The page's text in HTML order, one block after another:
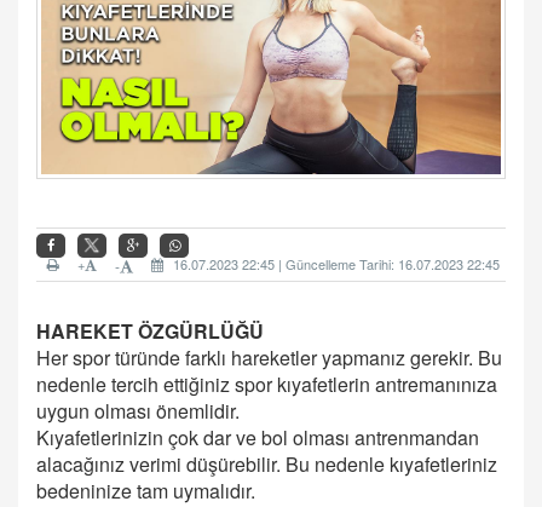
16.07.2023 22:45 | Güncelleme Tarihi: 16.07.2023 22:45
-
+
HAREKET ÖZGÜRLÜĞÜ
Her spor türünde farklı hareketler yapmanız gerekir. Bu
nedenle tercih ettiğiniz spor kıyafetlerin antremanınıza
uygun olması önemlidir.
Kıyafetlerinizin çok dar ve bol olması antrenmandan
alacağınız verimi düşürebilir. Bu nedenle kıyafetleriniz
bedeninize tam uymalıdır.